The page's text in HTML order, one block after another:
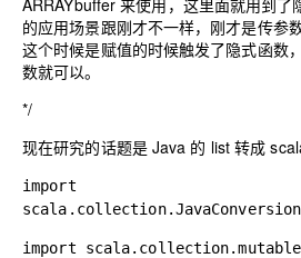
的应用场景跟刚才不一样，刚才是传参
这个时候是赋值的时候触发了隐式函数
数就可以。
*/
现在研究的话题是 Java 的 list 转成
import
import scala.collection.mutable